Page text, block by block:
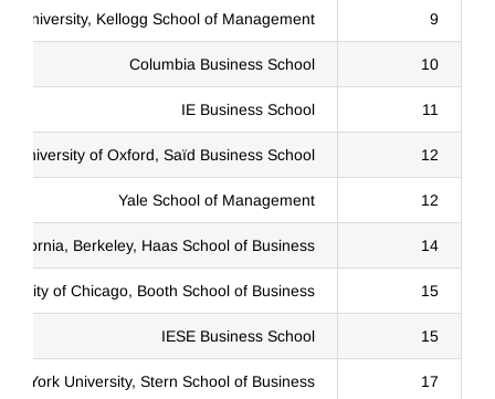
9
University, Kellogg School of Management
10
Columbia Business School
11
IE Business School
12
University of Oxford, Saïd Business School
12
Yale School of Management
14
Berkeley, Haas School of Business
15
of Chicago, Booth School of Business
15
IESE Business School
17
York University, Stern School of Business